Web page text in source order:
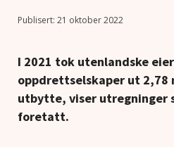
21 oktober 2022
I 2021 tok utenlandske
oppdrettselskaper ut 2,78
utbytte, viser utregninger
foretatt.